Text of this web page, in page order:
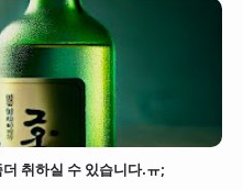
취하실 수 있습니다.ㅠ;